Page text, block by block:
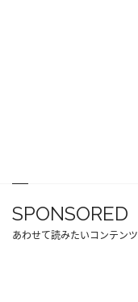
SPONSORED
あわせて読みたいコンテンツ